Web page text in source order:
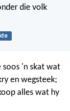
die volk
soos 'n skat wat
en wegsteek;
alles wat hy